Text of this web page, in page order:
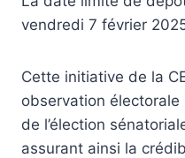
vendredi 7 février
Cette initiative de la
observation
de l’élection
assurant ainsi la